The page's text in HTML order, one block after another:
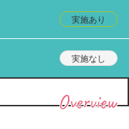
Overview